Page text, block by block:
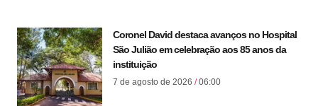
Coronel David destaca avanços no Hospital
São Julião em celebração aos 85 anos da
instituição
7 de agosto de 2026 06:00